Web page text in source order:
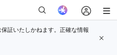
証いたしかねます。正確な情報